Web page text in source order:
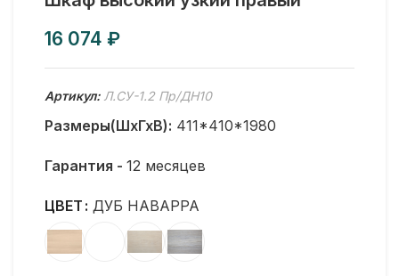
₽
Артикул: Л.СУ-1.2 Пр/ДН10
Размеры(ШхГхВ): 411*410*1980
Гарантия - 12 месяцев
ЦВЕТ ДУБ НАВАРРА